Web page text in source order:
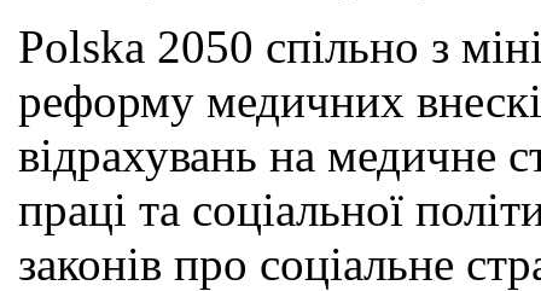
Polska 2050 спільно з
реформу медичних
відрахувань на медичне
праці та соціальної
законів про соціальне